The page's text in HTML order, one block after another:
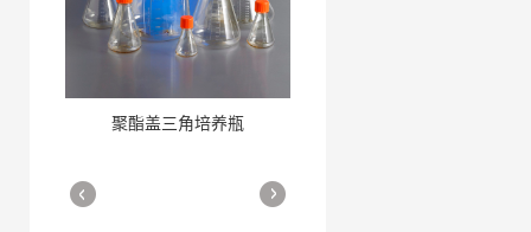
聚酯盖三角培养瓶